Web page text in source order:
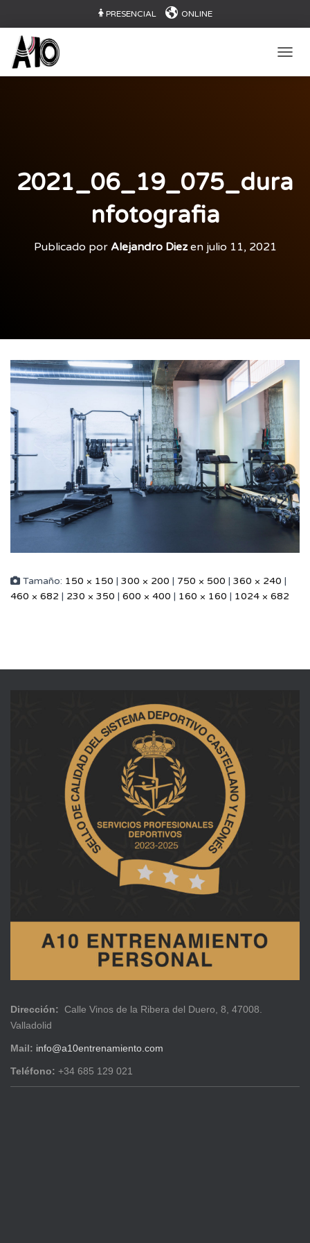
PRESENCIAL ONLINE
2021_06_19_075_dura
nfotografia
Publicado por Alejandro Diezen julio 11, 2021
Tamaño: 150 × 150 | 300 × 200 | 750 × 500 | 360 × 240 |
460 × 682 | 230 × 350 | 600 × 400 | 160 × 160 | 1024 × 682
Dirección: Calle Vinos de la Ribera del Duero, 8, 47008.
Valladolid
Mail: info@a10entrenamiento.com
Teléfono: +34 685 129 021